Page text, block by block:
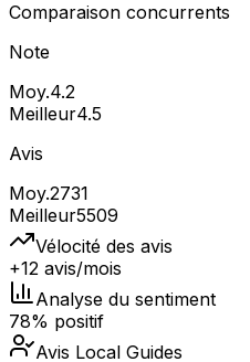
Comparaison concurrents
Note
Moy.4.2
Meilleur4.5
Avis
Moy.2731
Meilleur5509
Vélocité des avis
+12 avis/mois
Analyse du sentiment
78% positif
Avis Local Guides